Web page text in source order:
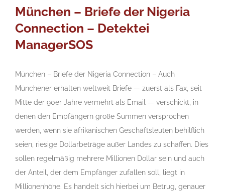
München – Briefe der Nigeria
Connection – Detektei
ManagerSOS
München – Briefe der Nigeria Connection – Auch
Münchener erhalten weltweit Briefe — zuerst als Fax, seit
Mitte der 90er Jahre vermehrt als Email — verschickt, in
denen den Empfängern große Summen versprochen
werden, wenn sie afrikanischen Geschäftsleuten behilflich
seien, riesige Dollarbeträge außer Landes zu schaffen. Dies
sollen regelmäßig mehrere Millionen Dollar sein und auch
der Anteil, der dem Empfänger zufallen soll, liegt in
Millionenhöhe. Es handelt sich hierbei um Betrug, genauer